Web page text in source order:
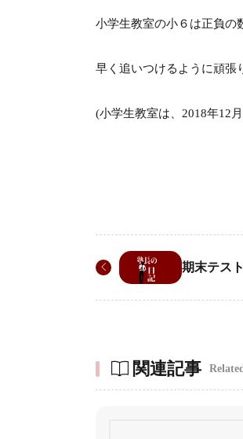
小学生教室の小６は正負の
早く追いつけるように頑張
(小学生教室は、2018年12
期末テス
関連記事